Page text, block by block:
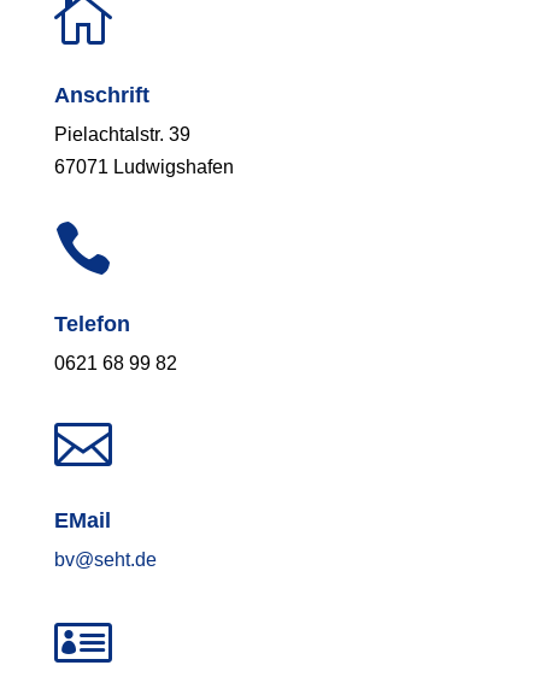

Anschrift
Pielachtalstr. 39
67071 Ludwigshafen

Telefon
0621 68 99 82

EMail
bv@seht.de
